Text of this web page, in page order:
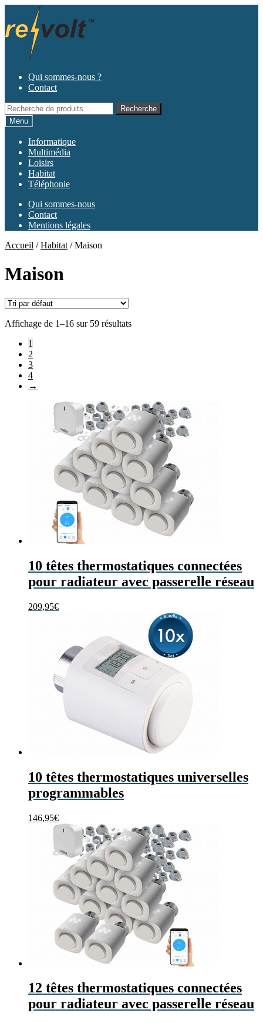
la
navigation
contenu
Qui sommes-nous ?
Contact
Recherche
pour :
Recherche
Menu
Informatique
Multimédia
Loisirs
Habitat
Téléphonie
Qui sommes-nous
Contact
Mentions légales
Accueil /Habitat /Maison
Maison
Affichage de 1–16 sur 59 résultats
1
2
3
4
→
10 têtes thermostatiques connectées
pour radiateur avec passerelle réseau
209,95€
10 têtes thermostatiques universelles
programmables
146,95€
12 têtes thermostatiques connectées
pour radiateur avec passerelle réseau